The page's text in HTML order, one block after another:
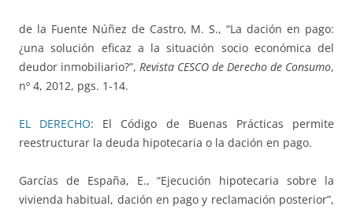
de la Fuente Núñez de Castro, M. S., “La dación en pago:
¿una solución eficaz a la situación socio económica del
deudor inmobiliario?”, Revista CESCO de Derecho de Consumo,
nº 4, 2012, pgs. 1-14.
EL DERECHO: El Código de Buenas Prácticas permite
reestructurar la deuda hipotecaria o la dación en pago.
Garcías de España, E., “Ejecución hipotecaria sobre la
vivienda habitual, dación en pago y reclamación posterior”,